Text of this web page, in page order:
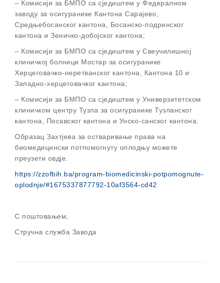
– Комисији за БМПО са сједиштем у Федералном
заводу за осигуранике Кантона Сарајево,
Средњебосанског кантона, Босанско-подринског
кантона и Зеничко-добојског кантона;
– Комисији за БМПО са сједиштем у Свеучилишној
клиничкој болници Мостар за осигуранике
Херцеговачко-неретванског кантона, Кантона 10 и
Западно-херцеговачког кантона;
– Комисији за БМПО са сједиштем у Универзитетском
клиничком центру Тузла за осигуранике Тузланског
кантона, Посавског кантона и Унско-санског кантона.
Образац Захтјева за остваривање права на
биомедицински потпомогнуту оплодњу можете
преузети овд‌је.
https://zzofbih.ba/program-biomedicinski-potpomognute-
oplodnje/#1675337877792-10af3564-cd42
С поштовањем,
Стручна служба Завода